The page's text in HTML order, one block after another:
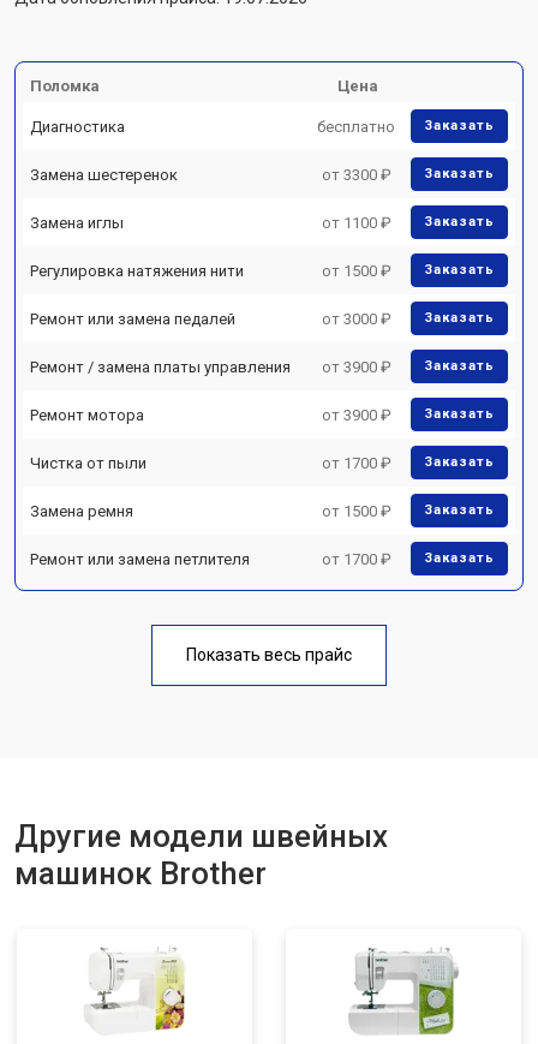
Поломка Цена
Диагностика бесплатно Заказать
Замена шестеренок от 3300 ₽ Заказать
Замена иглы от 1100 ₽ Заказать
Регулировка натяжения нити от 1500 ₽ Заказать
Ремонт или замена педалей от 3000 ₽ Заказать
Ремонт / замена платы управления от 3900 ₽ Заказать
Ремонт мотора от 3900 ₽ Заказать
Чистка от пыли от 1700 ₽ Заказать
Замена ремня от 1500 ₽ Заказать
Ремонт или замена петлителя от 1700 ₽ Заказать
Показать весь прайс
Другие модели швейных
машинок Brother